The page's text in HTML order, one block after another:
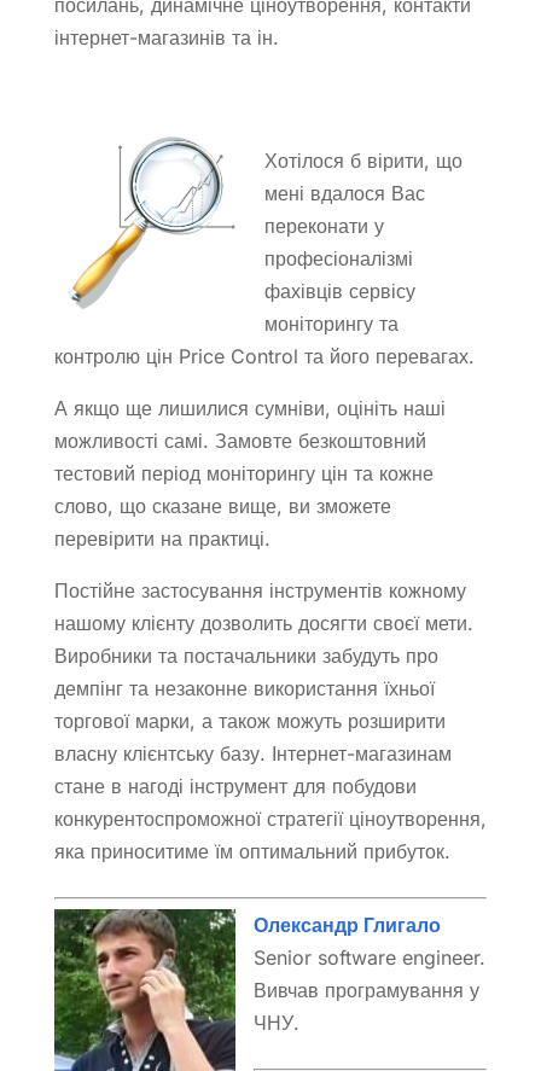
інтернет-магазинів та ін.
Хотілося б вірити, що
мені вдалося Вас
переконати у
професіоналізмі
фахівців сервісу
моніторингу та
контролю цін Price Control та його перевагах.
А якщо ще лишилися сумніви, оцініть наші
можливості самі. Замовте безкоштовний
тестовий період моніторингу цін та кожне
слово, що сказане вище, ви зможете
перевірити на практиці.
Постійне застосування інструментів кожному
нашому клієнту дозволить досягти своєї мети.
Виробники та постачальники забудуть про
демпінг та незаконне використання їхньої
торгової марки, а також можуть розширити
власну клієнтську базу. Інтернет-магазинам
стане в нагоді інструмент для побудови
конкурентоспроможної стратегії ціноутворення,
яка приноситиме їм оптимальний прибуток.
Олександр Глигало
Senior software engineer.
Вивчав програмування у
ЧНУ.